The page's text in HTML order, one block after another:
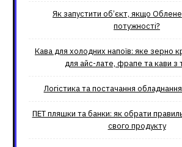
Як запустити об’єкт, якщо
потужності?
Кава для холодних напоїв: яке зерно
для айс-лате, фрапе та кави з
Логістика та постачання
ПЕТ пляшки та банки: як обрати
свого продукту